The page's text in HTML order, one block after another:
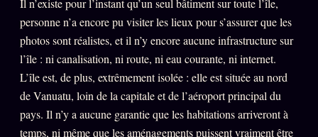
ÉDITORIAL ÉQUIPE + AUTEURS
À propos
Founders
Équipe
Il n’existe pour l’instant qu’un seul bâtiment sur toute l’île,
personne n’a encore pu visiter les lieux pour s’assurer que les
photos sont réalistes, et il n’y encore aucune infrastructure sur
l’île : ni canalisation, ni route, ni eau courante, ni internet.
L’île est, de plus, extrêmement isolée : elle est située au nord
de Vanuatu, loin de la capitale et de l’aéroport principal du
pays. Il n’y a aucune garantie que les habitations arriveront à
temps, ni même que les aménagements puissent vraiment être